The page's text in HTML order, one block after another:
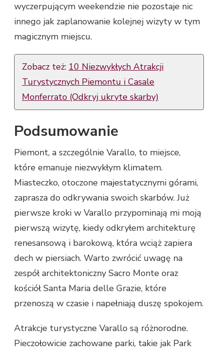
wyczerpującym weekendzie nie pozostaje nic
innego jak zaplanowanie kolejnej wizyty w tym
magicznym miejscu.
Zobacz też: 10 Niezwykłych Atrakcji
Turystycznych Piemontu i Casale
Monferrato (Odkryj ukryte skarby)
Podsumowanie
Piemont, a szczególnie Varallo, to miejsce,
które emanuje niezwykłym klimatem.
Miasteczko, otoczone majestatycznymi górami,
zaprasza do odkrywania swoich skarbów. Już
pierwsze kroki w Varallo przypominają mi moją
pierwszą wizytę, kiedy odkryłem architekturę
renesansową i barokową, która wciąż zapiera
dech w piersiach. Warto zwrócić uwagę na
zespół architektoniczny Sacro Monte oraz
kościół Santa Maria delle Grazie, które
przenoszą w czasie i napełniają duszę spokojem.
Atrakcje turystyczne Varallo są różnorodne.
Pieczołowicie zachowane parki, takie jak Park